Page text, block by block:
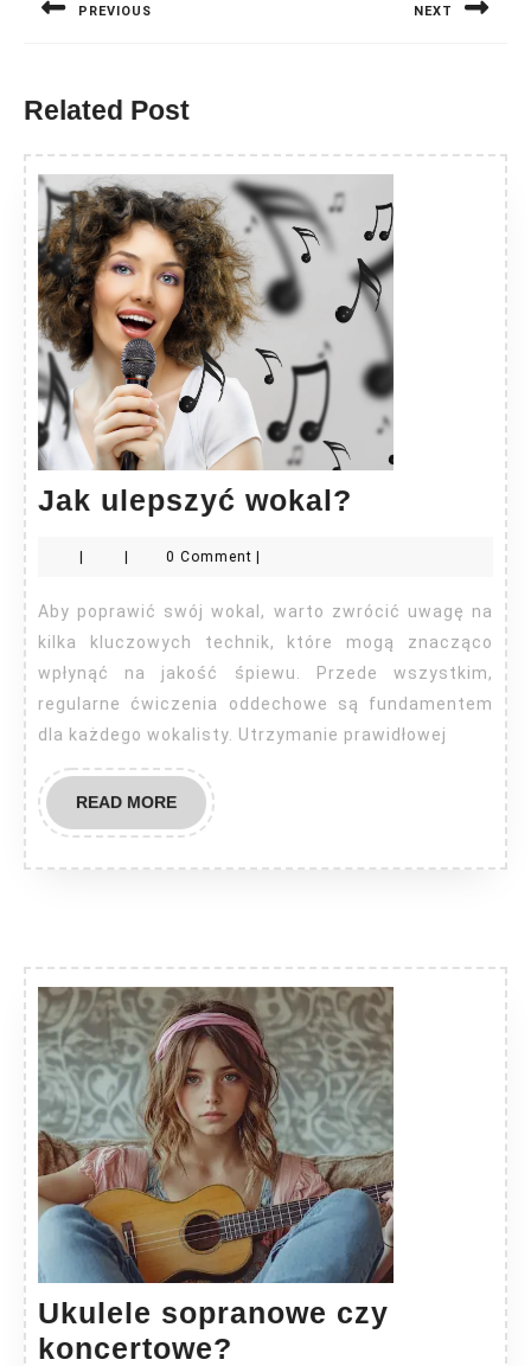
PREVIOUS NEXT
Related Post
Jak ulepszyć wokal?
0 Comment
Aby poprawić swój wokal, warto zwrócić uwagę na
kilka kluczowych technik, które mogą znacząco
wpłynąć na jakość śpiewu. Przede wszystkim,
regularne ćwiczenia oddechowe są fundamentem
dla każdego wokalisty. Utrzymanie prawidłowej
READ MOREREAD
MORE
Ukulele sopranowe czy
koncertowe?